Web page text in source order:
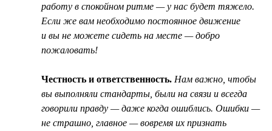
работу в спокойном ритме — у нас будет тяжело.
Если же вам необходимо постоянное движение
и вы не можете сидеть на месте — добро
пожаловать!
Честность и ответственность. Нам важно, чтобы
вы выполняли стандарты, были на связи и всегда
говорили правду — даже когда ошиблись. Ошибки —
не страшно, главное — вовремя их признать